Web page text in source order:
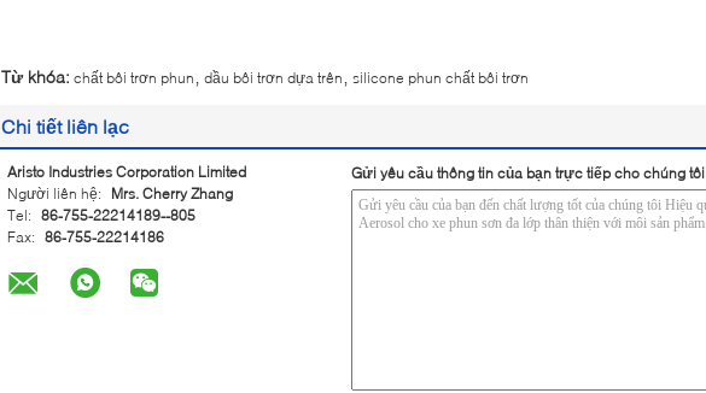
Từ khóa: chất bôi trơn phun dầu bôi trơn dựa trên silicone phun chất bôi trơn
Chi tiết liên lạc
Aristo Industries Corporation Limited
Người liên hệ:
Mrs. Cherry Zhang
Tel: 86-755-22214189--805
Fax: 86-755-22214186
Gửi yêu cầu thông tin của bạn trực tiếp cho chúng tôi